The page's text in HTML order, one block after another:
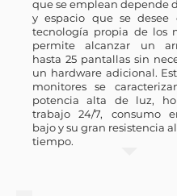
que se emplean depende
y espacio que se desee
tecnología propia de los
permite alcanzar un
hasta 25 pantallas sin
un hardware adicional.
monitores se
potencia alta de luz,
trabajo 24/7, consumo
bajo y su gran resistencia
tiempo.